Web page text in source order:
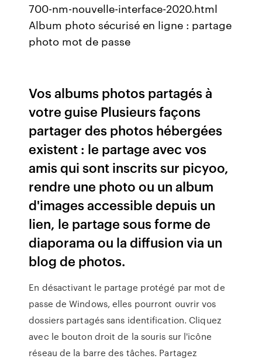
700-nm-nouvelle-interface-2020.html
Album photo sécurisé en ligne : partage
photo mot de passe
Vos albums photos partagés à
votre guise Plusieurs façons
partager des photos hébergées
existent : le partage avec vos
amis qui sont inscrits sur picyoo,
rendre une photo ou un album
d'images accessible depuis un
lien, le partage sous forme de
diaporama ou la diffusion via un
blog de photos.
En désactivant le partage protégé par mot de
passe de Windows, elles pourront ouvrir vos
dossiers partagés sans identification. Cliquez
avec le bouton droit de la souris sur l'icône
réseau de la barre des tâches. Partagez